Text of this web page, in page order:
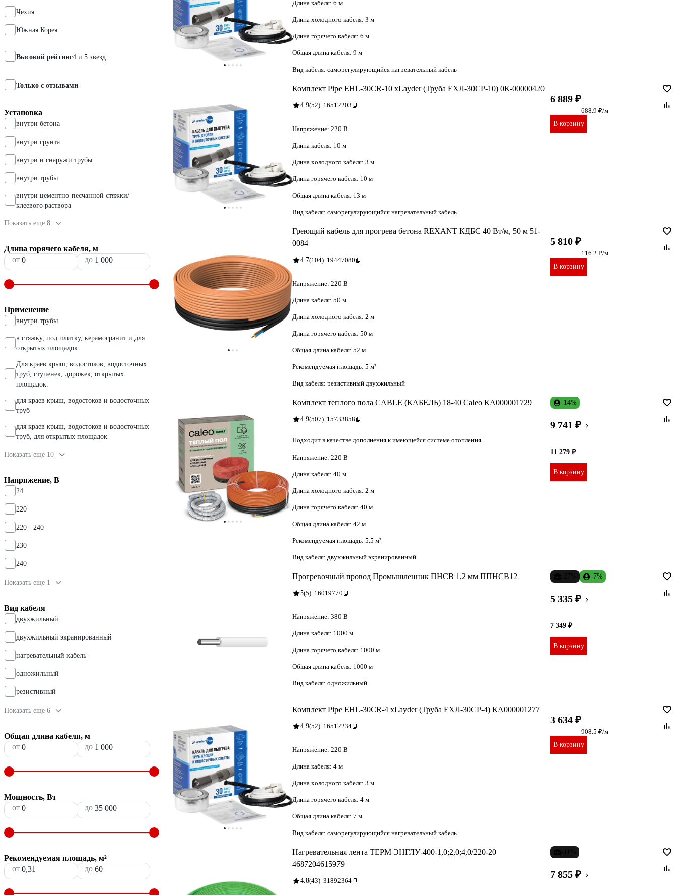
Чехия
Южная Корея
Высокий рейтинг4 и 5 звезд
Только с отзывами
Установка
внутри бетона
внутри грунта
внутри и снаружи трубы
внутри трубы
внутри цементно-песчанной стяжки/
клеевого раствора
Показать еще 8
Длина горячего кабеля, м
от
до
Применение
внутри трубы
в стяжку, под плитку, керамогранит и для
открытых площадок
Для краев крыш, водостоков, водосточных
труб, ступенек, дорожек, открытых
площадок.
для краев крыш, водостоков и водосточных
труб
для краев крыш, водостоков и водосточных
труб, для открытых площадок
Показать еще 10
Напряжение, В
24
220
220 - 240
230
240
Показать еще 1
Вид кабеля
двухжильный
двухжильный экранированный
нагревательный кабель
одножильный
резистивный
Показать еще 6
Общая длина кабеля, м
от
до
Мощность, Вт
от
до
Рекомендуемая площадь, м²
от
до
Длина кабеля: 6 м
Длина холодного кабеля: 3 м
Длина горячего кабеля: 6 м
Общая длина кабеля: 9 м
Вид кабеля: саморегулирующийся нагревательный кабель
Комплект Pipe EHL-30CR-10 xLayder (Труба ЕХЛ-30CР-10) 0К-00000420
4.9(52) 16512203
Напряжение: 220 В
Длина кабеля: 10 м
Длина холодного кабеля: 3 м
Длина горячего кабеля: 10 м
Общая длина кабеля: 13 м
Вид кабеля: саморегулирующийся нагревательный кабель
6 889 ₽
688.9 ₽/м
В корзину
Греющий кабель для прогрева бетона REXANT КДБС 40 Вт/м, 50 м 51-
0084
4.7(104) 19447080
Напряжение: 220 В
Длина кабеля: 50 м
Длина холодного кабеля: 2 м
Длина горячего кабеля: 50 м
Общая длина кабеля: 52 м
Рекомендуемая площадь: 5 м²
Вид кабеля: резистивный двухжильный
5 810 ₽
116.2 ₽/м
В корзину
Комплект теплого пола CABLE (КАБЕЛЬ) 18-40 Caleo КА000001729
4.9(507) 15733858
Подходит в качестве дополнения к имеющейся системе отопления
Напряжение: 220 В
Длина кабеля: 40 м
Длина холодного кабеля: 2 м
Длина горячего кабеля: 40 м
Общая длина кабеля: 42 м
Рекомендуемая площадь: 5.5 м²
Вид кабеля: двухжильный экранированный
-14%
9 741 ₽
11 279 ₽
В корзину
Прогревочный провод Промышленник ПНСВ 1,2 мм ППНСВ12
5(5) 16019770
Напряжение: 380 В
Длина кабеля: 1000 м
Длина горячего кабеля: 1000 м
Общая длина кабеля: 1000 м
Вид кабеля: одножильный
-7%
5 335 ₽
7 349 ₽
В корзину
Комплект Pipe EHL-30CR-4 xLayder (Труба ЕХЛ-30CР-4) КА000001277
4.9(52) 16512234
Напряжение: 220 В
Длина кабеля: 4 м
Длина холодного кабеля: 3 м
Длина горячего кабеля: 4 м
Общая длина кабеля: 7 м
Вид кабеля: саморегулирующийся нагревательный кабель
3 634 ₽
908.5 ₽/м
В корзину
Нагревательная лента ТЕРМ ЭНГЛУ-400-1,0;2,0;4,0/220-20
4687204615979
4.8(43) 31892364
7 855 ₽